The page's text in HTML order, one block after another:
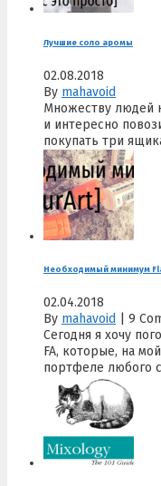
Лучшие соло аромы
02.08.2018
By mahavoid
Множеству людей
и интересно
покупать три
Необходимый минимум
02.04.2018
By mahavoid
9
Сегодня я хочу
FA, которые, на
портфеле любого